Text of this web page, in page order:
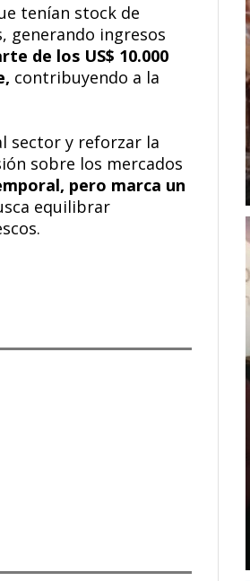
tenían stock de
generando ingresos
de los US$ 10.000
contribuyendo a la
sector y reforzar la
sobre los mercados
pero marca un
equilibrar